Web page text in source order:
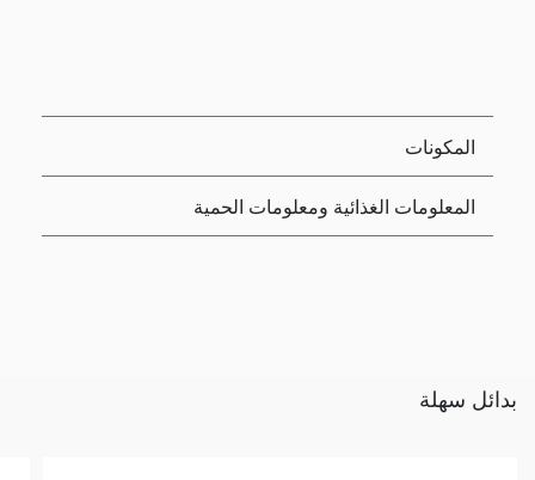
المكونات
المعلومات الغذائية ومعلومات الحمية
بدائل سهلة